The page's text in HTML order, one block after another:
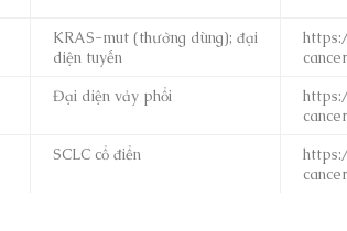
KRAS-mut (thường dùng); đại
diện tuyến
Đại diện vảy phổi
SCLC cổ điển